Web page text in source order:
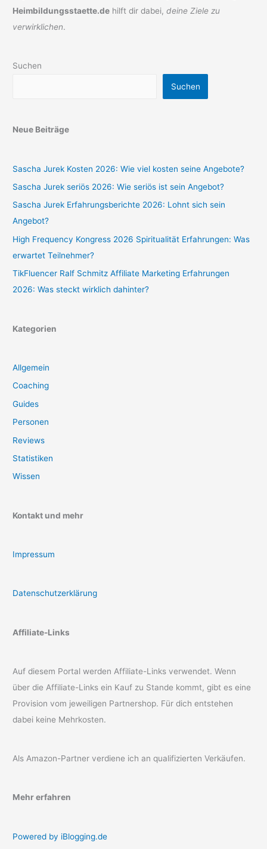
Heimbildungsstaette.de hilft dir dabei,deine Ziele zu
verwirklichen.
Suchen
Suchen
Neue Beiträge
Sascha Jurek Kosten 2026: Wie viel kosten seine Angebote?
Sascha Jurek seriös 2026: Wie seriös ist sein Angebot?
Sascha Jurek Erfahrungsberichte 2026: Lohnt sich sein
Angebot?
High Frequency Kongress 2026 Spiritualität Erfahrungen: Was
erwartet Teilnehmer?
TikFluencer Ralf Schmitz Affiliate Marketing Erfahrungen
2026: Was steckt wirklich dahinter?
Kategorien
Allgemein
Coaching
Guides
Personen
Reviews
Statistiken
Wissen
Kontakt und mehr
Impressum
Datenschutzerklärung
Affiliate-Links
Auf diesem Portal werden Affiliate-Links verwendet. Wenn
über die Affiliate-Links ein Kauf zu Stande kommt, gibt es eine
Provision vom jeweiligen Partnershop. Für dich entstehen
dabei keine Mehrkosten.
Als Amazon-Partner verdiene ich an qualifizierten Verkäufen.
Mehr erfahren
Powered by iBlogging.de